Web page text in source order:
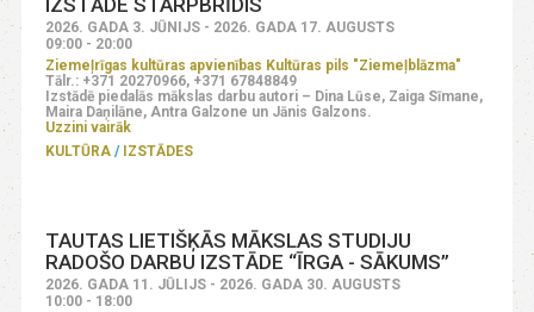
2026. GADA 3. JŪNIJS - 2026. GADA 17. AUGUSTS
09:00 - 20:00
Ziemeļrīgas kultūras apvienības Kultūras pils "Ziemeļblāzma"
Tālr.: +371 20270966, +371 67848849
Izstādē piedalās mākslas darbu autori – Dina Lūse, Zaiga Sīmane,
Maira Daņilāne, Antra Galzone un Jānis Galzons.
Uzzini vairāk
KULTŪRA
IZSTĀDES
TAUTAS LIETIŠĶĀS MĀKSLAS STUDIJU
RADOŠO DARBU IZSTĀDE “ĪRGA - SĀKUMS”
2026. GADA 11. JŪLIJS - 2026. GADA 30. AUGUSTS
10:00 - 18:00